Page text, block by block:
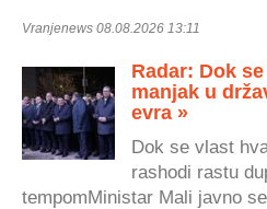
Vranjenews 08.08.2026 13:11
Radar: Dok
manjak u
evra »
Dok se vlast
rashodi rastu
tempomMinistar Mali javno